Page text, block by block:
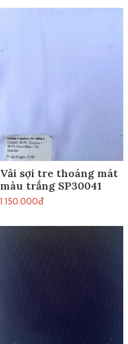
Vải sợi tre thoáng mát
màu trắng SP30041
1.150.000đ